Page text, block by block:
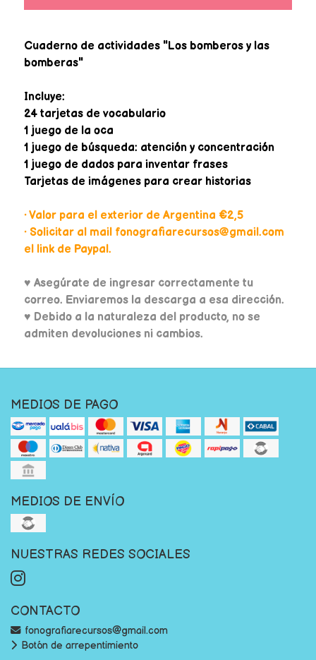
Cuaderno de actividades "Los bomberos y las
bomberas"
Incluye:
24 tarjetas de vocabulario
1 juego de la oca
1 juego de búsqueda: atención y concentración
1 juego de dados para inventar frases
Tarjetas de imágenes para crear historias
• Valor para el exterior de Argentina €2,5
• Solicitar al mail fonografiarecursos@gmail.com
el link de Paypal.
♥ Asegúrate de ingresar correctamente tu
correo. Enviaremos la descarga a esa dirección.
♥ Debido a la naturaleza del producto, no se
admiten devoluciones ni cambios.
MEDIOS DE PAGO
MEDIOS DE ENVÍO
NUESTRAS REDES SOCIALES
CONTACTO
fonografiarecursos@gmail.com
Botón de arrepentimiento